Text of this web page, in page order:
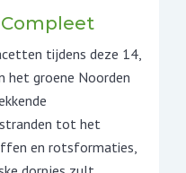
tijdens deze 14,
het groene Noorden
tot het
en rotsformaties,